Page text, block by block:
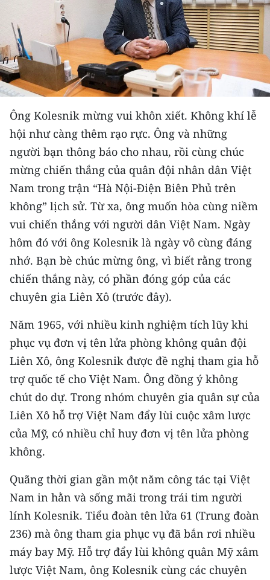
KHOA HỌC - CÔNG NGHỆ
MÔI TRƯỜNG
BẠN ĐỌC
KIỂM CHỨNG THÔNG TIN
TRI THỨC CHUYÊN SÂU
54 DÂN TỘC VIỆT NAM
CHƯƠNG TRÌNH OCOP - MỖI XÃ
MỘT SẢN PHẨM
RADIO
MEDIA CENTER
E-Magazine
Video
Media Chính trị
Media Kinh tế
Media Văn hóa
Media Xã hội
Media Du lịch
Media Thế giới
Media Thể thao
Media Giáo dục
Ông Kolesnik mừng vui khôn xiết. Không khí lễ
hội như càng thêm rạo rực. Ông và những
người bạn thông báo cho nhau, rồi cùng chúc
mừng chiến thắng của quân đội nhân dân Việt
Nam trong trận “Hà Nội-Điện Biên Phủ trên
không” lịch sử. Từ xa, ông muốn hòa cùng niềm
vui chiến thắng với người dân Việt Nam. Ngày
hôm đó với ông Kolesnik là ngày vô cùng đáng
nhớ. Bạn bè chúc mừng ông, vì biết rằng trong
chiến thắng này, có phần đóng góp của các
chuyên gia Liên Xô (trước đây).
Năm 1965, với nhiều kinh nghiệm tích lũy khi
phục vụ đơn vị tên lửa phòng không quân đội
Liên Xô, ông Kolesnik được đề nghị tham gia hỗ
trợ quốc tế cho Việt Nam. Ông đồng ý không
chút do dự. Trong nhóm chuyên gia quân sự của
Liên Xô hỗ trợ Việt Nam đẩy lùi cuộc xâm lược
của Mỹ, có nhiều chỉ huy đơn vị tên lửa phòng
không.
Quãng thời gian gần một năm công tác tại Việt
Nam in hằn và sống mãi trong trái tim người
lính Kolesnik. Tiểu đoàn tên lửa 61 (Trung đoàn
236) mà ông tham gia phục vụ đã bắn rơi nhiều
máy bay Mỹ. Hỗ trợ đẩy lùi không quân Mỹ xâm
lược Việt Nam, ông Kolesnik cùng các chuyên